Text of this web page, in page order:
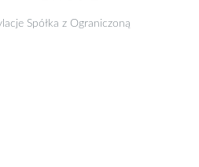
Spółka z Ograniczoną